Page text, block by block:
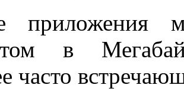
приложения
в
часто